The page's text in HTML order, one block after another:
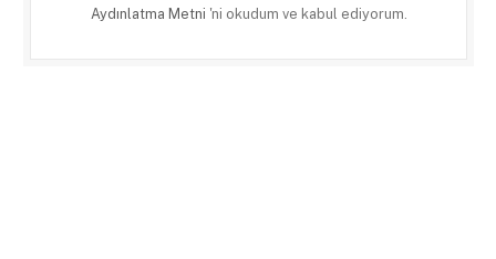
Aydınlatma Metni 'ni okudum ve kabul ediyorum.